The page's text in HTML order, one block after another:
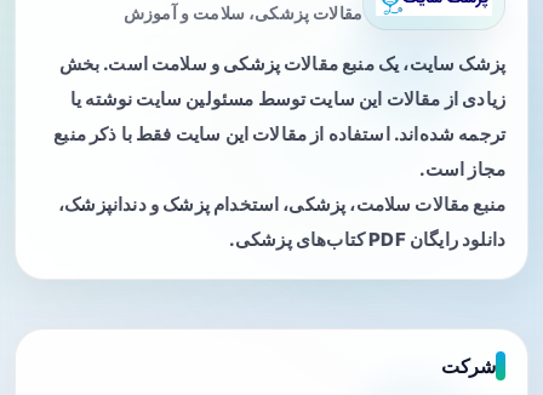
مقالات پزشکی، سلامت و آموزش
پزشک سایت، یک منبع مقالات پزشکی و سلامت است. بخش
زیادی از مقالات این سایت توسط مسئولین سایت نوشته یا
ترجمه شده‌اند. استفاده از مقالات این سایت فقط با ذکر منبع
مجاز است.
منبع مقالات سلامت، پزشکی، استخدام پزشک و دندانپزشک،
دانلود رایگان PDF کتاب‌های پزشکی.
شرکت